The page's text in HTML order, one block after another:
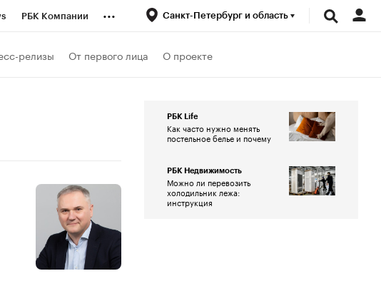
РБК Компании ... Санкт-Петербург и область
релизы От первого лица О проекте
РБК Life
Как часто нужно менять
постельное белье и почему
РБК Недвижимость
Можно ли перевозить
холодильник лежа:
инструкция